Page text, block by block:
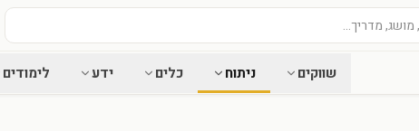
שווקים ניתוח כלים ידע לימודים